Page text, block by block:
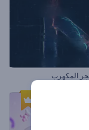
المكهرب